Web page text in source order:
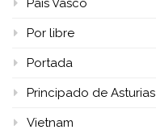
País Vasco
Por libre
Portada
Principado de Asturias
Vietnam